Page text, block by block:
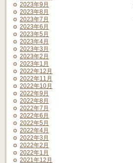
2023年9月
2023年8月
2023年7月
2023年6月
2023年5月
2023年4月
2023年3月
2023年2月
2023年1月
2022年12月
2022年11月
2022年10月
2022年9月
2022年8月
2022年7月
2022年6月
2022年5月
2022年4月
2022年3月
2022年2月
2022年1月
2021年12月